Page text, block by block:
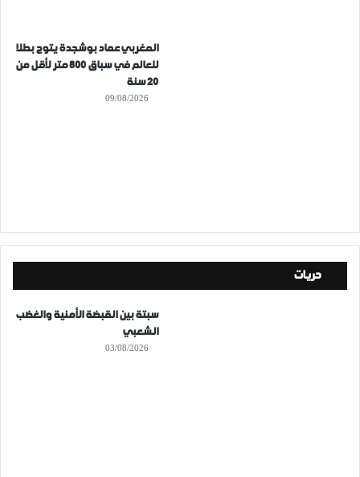
المغربي عماد بوشجدة يتوج بطلا
للعالم في سباق 800 متر لأقل من
20 سنة
09/08/2026
حريات
سبتة بين القبضة الأمنية والغضب
الشعبي
03/08/2026